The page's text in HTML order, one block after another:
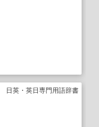
日英・英日専門用語辞書